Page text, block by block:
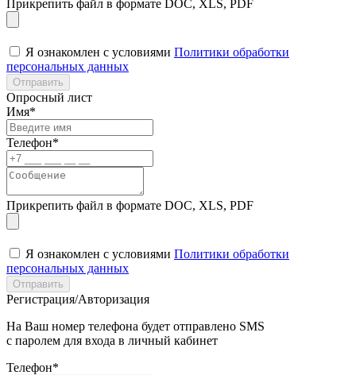
Прикрепить файл в формате DOC, XLS, PDF
Я ознакомлен с условиями Политики обработки
персональных данных
Отправить
Опросный лист
Имя*
Телефон*
Прикрепить файл в формате DOC, XLS, PDF
Я ознакомлен с условиями Политики обработки
персональных данных
Отправить
Регистрация/Авторизация
На Ваш номер телефона будет отправлено SMS
с паролем для входа в личный кабинет
Телефон*